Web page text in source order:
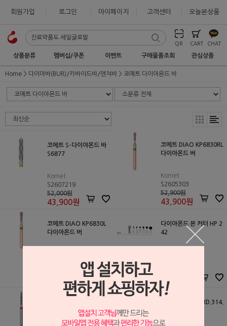
회원가입 로그인 마이페이지 고객센터 오늘본상품
QR CART CHAT
상품분류 멤버십/쿠폰 이벤트 구매물품조회 관심상품
Home 다이아바(BUR)/카바이드바/덴쳐바 코메트 다이아몬드 바
코메트 S-다이야몬드 바
S6877
Komet
S2607219
52,000원
43,900원
코메트 DIAO KP6830RL
다이아몬드 버
Komet
S2605303
52,900원
43,900원
코메트 DIAO KP6830L
다이아몬드 버
43,900원
다이아몬드 본 커터 HP 2
42
91,300
al preperation techni
코메트 FG 959KRD.314.